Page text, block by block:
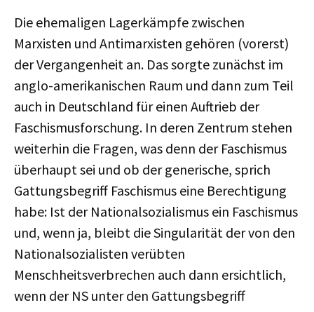
Die ehemaligen Lagerkämpfe zwischen
Marxisten und Antimarxisten gehören (vorerst)
der Vergangenheit an. Das sorgte zunächst im
anglo-amerikanischen Raum und dann zum Teil
auch in Deutschland für einen Auftrieb der
Faschismusforschung. In deren Zentrum stehen
weiterhin die Fragen, was denn der Faschismus
überhaupt sei und ob der generische, sprich
Gattungsbegriff Faschismus eine Berechtigung
habe: Ist der Nationalsozialismus ein Faschismus
und, wenn ja, bleibt die Singularität der von den
Nationalsozialisten verübten
Menschheitsverbrechen auch dann ersichtlich,
wenn der NS unter den Gattungsbegriff